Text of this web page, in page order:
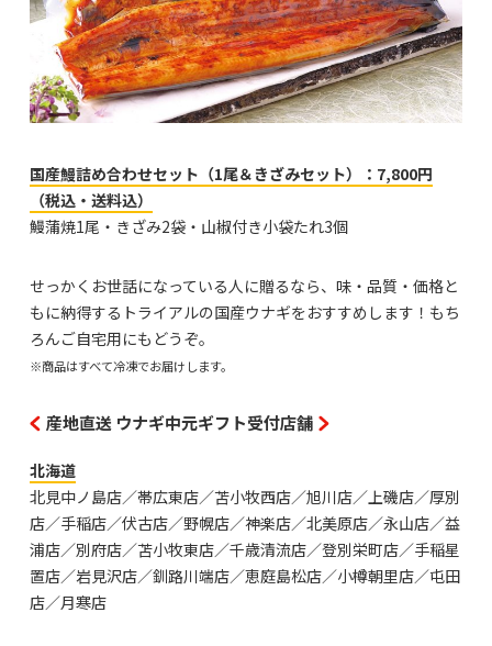
国産鰻詰め合わせセット（1尾＆きざみセット）：7,800円
（税込・送料込）
鰻蒲焼1尾・きざみ2袋・山椒付き小袋たれ3個
せっかくお世話になっている人に贈るなら、味・品質・価格と
もに納得するトライアルの国産ウナギをおすすめします！もち
ろんご自宅用にもどうぞ。
※商品はすべて冷凍でお届けします。
産地直送 ウナギ中元ギフト受付店舗
北海道
北見中ノ島店／帯広東店／苫小牧西店／旭川店／上磯店／厚別
店／手稲店／伏古店／野幌店／神楽店／北美原店／永山店／益
浦店／別府店／苫小牧東店／千歳清流店／登別栄町店／手稲星
置店／岩見沢店／釧路川端店／恵庭島松店／小樽朝里店／屯田
店／月寒店